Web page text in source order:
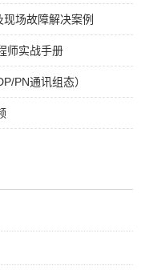
场故障解决案例
师实战手册
PN通讯组态）